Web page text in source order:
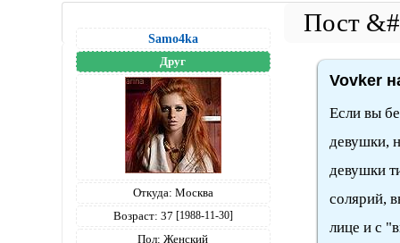
Samo4ka
Друг
Откуда: Москва
Возраст: 37 [1988-11-30]
Пол: Женский
Vovker
Если вы
девушки,
девушки
солярий,
лице и с